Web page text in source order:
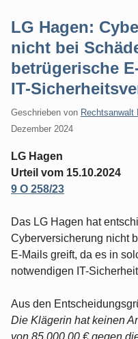
LG Hagen:
nicht bei
betrügerische
IT-
Geschrieben von Rechtsanwalt
Dezember 2024
LG Hagen
Urteil vom 15.10.2024
9 O 258/23
Das LG Hagen hat
Cyberversicherung nicht
E-Mails greift, da es in
notwendigen IT-
Aus den
Die Klägerin hat keinen
von 85.000,00 € gegen